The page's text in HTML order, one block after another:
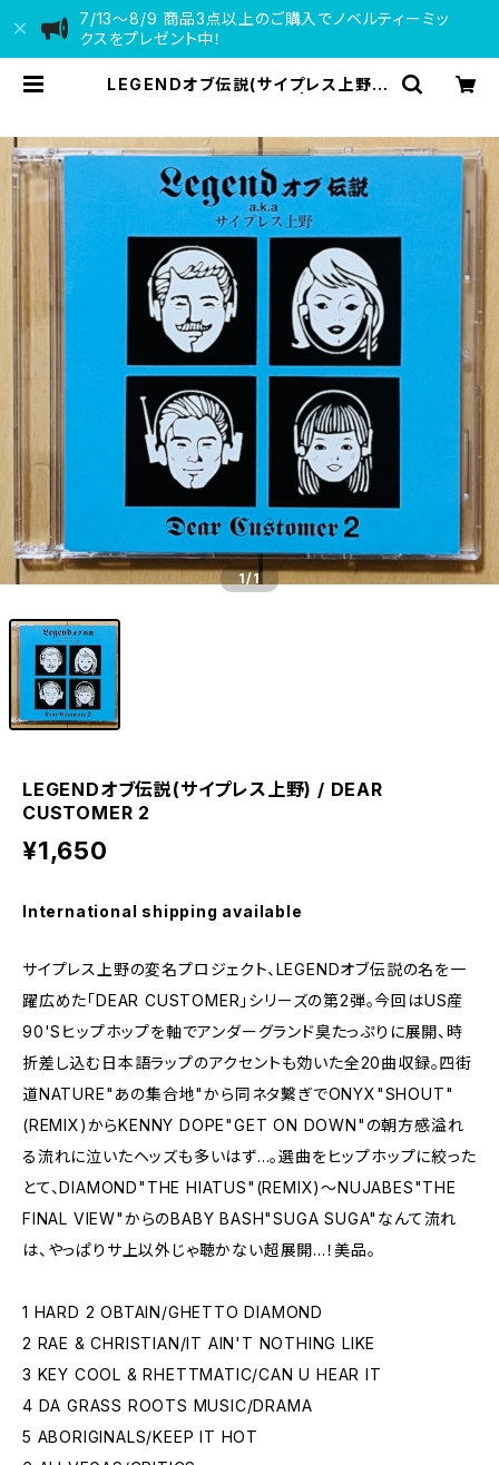
7/13〜8/9 商品3点以上のご購入でノベルティーミッ
クスをプレゼント中！
LEGENDオブ伝説(サイプレス上野) /
1/1
LEGENDオブ伝説(サイプレス上野) / DEAR
CUSTOMER 2
¥1,650
International shipping available
サイプレス上野の変名プロジェクト、LEGENDオブ伝説の名を一
躍広めた「DEAR CUSTOMER」シリーズの第2弾。今回はUS産
90'Sヒップホップを軸でアンダーグランド臭たっぷりに展開、時
折差し込む日本語ラップのアクセントも効いた全20曲収録。四街
道NATURE"あの集合地"から同ネタ繫ぎでONYX"SHOUT"
(REMIX)からKENNY DOPE"GET ON DOWN"の朝方感溢れ
る流れに泣いたヘッズも多いはず...。選曲をヒップホップに絞った
とて、DIAMOND"THE HIATUS"(REMIX)～NUJABES"THE
FINAL VIEW"からのBABY BASH"SUGA SUGA"なんて流れ
は、やっぱりサ上以外じゃ聴かない超展開...！美品。
1 HARD 2 OBTAIN/GHETTO DIAMOND
2 RAE & CHRISTIAN/IT AIN'T NOTHING LIKE
3 KEY COOL & RHETTMATIC/CAN U HEAR IT
4 DA GRASS ROOTS MUSIC/DRAMA
5 ABORIGINALS/KEEP IT HOT